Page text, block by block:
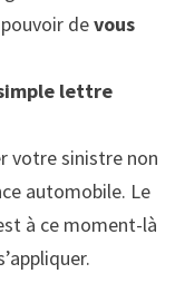
devous
lettre
votre sinistre non
automobile. Le
à ce moment-là